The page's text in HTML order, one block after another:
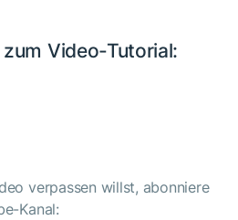
Video-Tutorial:
verpassen willst, abonniere
Kanal: